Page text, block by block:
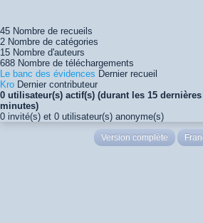
45 Nombre de recueils
2 Nombre de catégories
15 Nombre d'auteurs
688 Nombre de téléchargements
Le banc des évidences Dernier recueil
Kro Dernier contributeur
0 utilisateur(s) actif(s) (durant les 15 dernières
minutes)
0 invité(s) et 0 utilisateur(s) anonyme(s)
Version complète